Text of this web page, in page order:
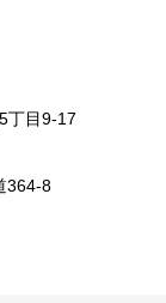
丁目9-17
364-8